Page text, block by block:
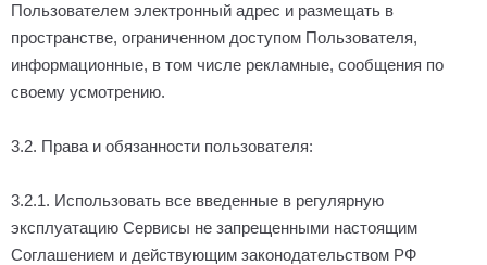
Пользователем электронный адрес и размещать в
пространстве, ограниченном доступом Пользователя,
информационные, в том числе рекламные, сообщения по
своему усмотрению.
3.2. Права и обязанности пользователя:
3.2.1. Использовать все введенные в регулярную
эксплуатацию Сервисы не запрещенными настоящим
Соглашением и действующим законодательством РФ